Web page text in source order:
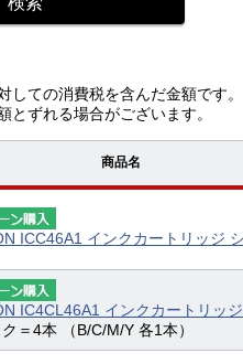
ての消費税を含んだ金額です。
とずれる場合がございます。
商品名
ICC46A1 インクカートリッジ
IC4CL46A1 インクカートリッ
＝4本 （B/C/M/Y 各1本）